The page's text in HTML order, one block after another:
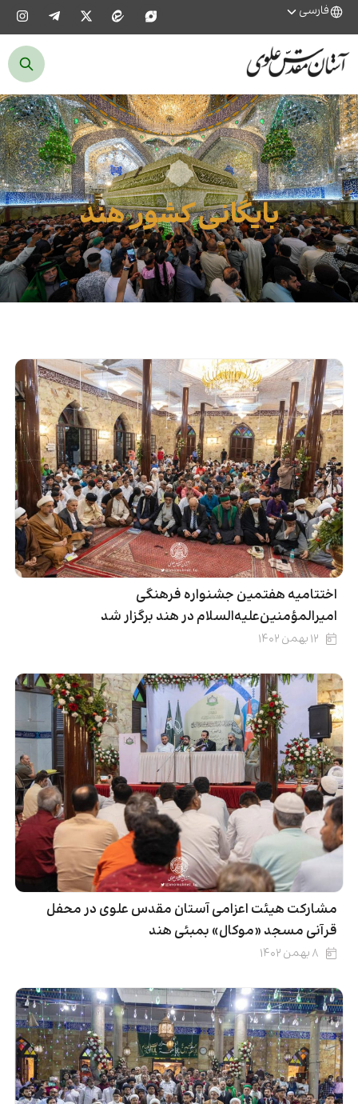
فارسی
بایگانی کشور هند
اختتامیه هفتمین جشنواره فرهنگی
امیر‌المؤمنین‌علیه‌السلام در هند برگزار شد
۱۲ بهمن ۱۴۰۲
مشارکت هیئت اعزامی آستان مقدس علوی در محفل
قرآنی مسجد «موکال» بمبئی هند
۸ بهمن ۱۴۰۲